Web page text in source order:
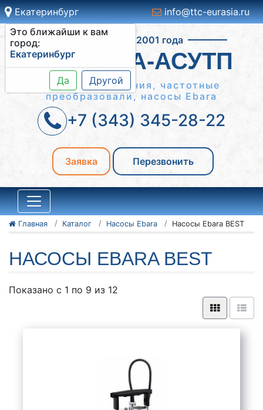
Екатеринбург
Это ближайши к вам
город:
Екатеринбург
Да Другой
info@ttc-eurasia.ru
Работаем с 2001 года
СИСТЕМА-АСУТП
Шкафы управления, частотные
преобразовали, насосы Ebara
+7 (343) 345-28-22
Заявка Перезвонить
Главная Каталог Насосы Ebara Насосы Ebara BEST
НАСОСЫ EBARA BEST
Показано с 1 по 9 из 12